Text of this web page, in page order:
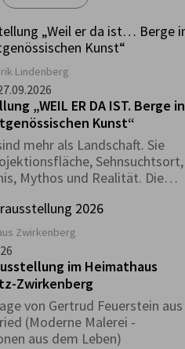
Lindenberg
„WEIL ER DA IST. Berge in
Kunst“
mehr als Landschaft. Sie
Sehnsuchtsort,
Mythos und Realität. Die
diese Auseinandersetzung
von zehn
Künstlerinnen und
die den Berg als äußere
ebenso befragen wie als
gesellschaftliches Bild.
Zwirkenberg
im Heimathaus
Zwirkenberg
von Gertrud Feuerstein aus
(Moderne Malerei -
aus dem Leben)